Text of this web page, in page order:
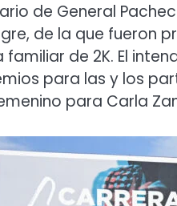
de General
de la que fueron
de 2K. El
para las y los
para Carla